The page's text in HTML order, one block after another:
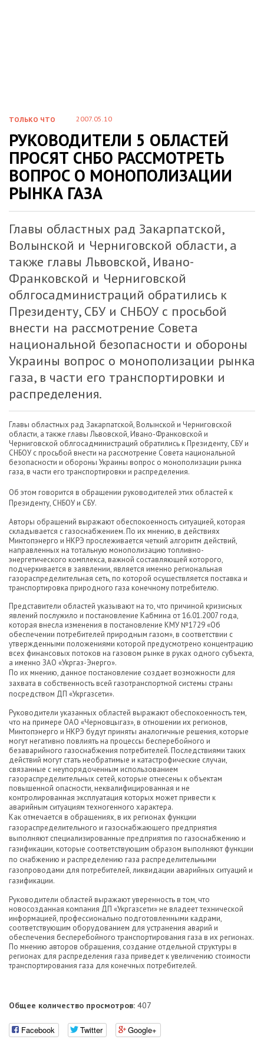
ТОЛЬКО ЧТО 2007.05.10
РУКОВОДИТЕЛИ 5 ОБЛАСТЕЙ
ПРОСЯТ СНБО РАССМОТРЕТЬ
ВОПРОС О МОНОПОЛИЗАЦИИ
РЫНКА ГАЗА
Главы областных рад Закарпатской,
Волынской и Черниговской области, а
также главы Львовской, Ивано-
Франковской и Черниговской
облгосадминистраций обратились к
Президенту, СБУ и СНБОУ с просьбой
внести на рассмотрение Совета
национальной безопасности и обороны
Украины вопрос о монополизации рынка
газа, в части его транспортировки и
распределения.
Главы областных рад Закарпатской, Волынской и Черниговской
области, а также главы Львовской, Ивано-Франковской и
Черниговской облгосадминистраций обратились к Президенту, СБУ и
СНБОУ с просьбой внести на рассмотрение Совета национальной
безопасности и обороны Украины вопрос о монополизации рынка
газа, в части его транспортировки и распределения.
Об этом говорится в обращении руководителей этих областей к
Президенту, СНБОУ и СБУ.
Авторы обращений выражают обеспокоенность ситуацией, которая
складывается с газоснабжением. По их мнению, в действиях
Минтопэнерго и НКРЭ прослеживается четкий алгоритм действий,
направленных на тотальную монополизацию топливно-
энергетического комплекса, важной составляющей которого,
подчеркивается в заявлении, является именно региональная
газораспределительная сеть, по которой осуществляется поставка и
транспортировка природного газа конечному потребителю.
Представители областей указывают на то, что причиной кризисных
явлений послужило и постановление Кабмина от 16.01.2007 года,
которая внесла изменения в постановление КМУ №1729 «Об
обеспечении потребителей природным газом», в соответствии с
утвержденными положениями которой предусмотрено концентрацию
всех финансовых потоков на газовом рынке в руках одного субъекта,
а именно ЗАО «Укргаз-Энерго».
По их мнению, данное постановление создает возможности для
захвата в собственность всей газотранспортной системы страны
посредством ДП «Укргазсети».
Руководители указанных областей выражают обеспокоенность тем,
что на примере ОАО «Черновцыгаз», в отношении их регионов,
Минтопэнерго и НКРЭ будут приняты аналогичные решения, которые
могут негативно повлиять на процессы бесперебойного и
безаварийного газоснабжения потребителей. Последствиями таких
действий могут стать необратимые и катастрофические случаи,
связанные с неупорядоченным использованием
газораспределительных сетей, которые отнесены к объектам
повышенной опасности, неквалифицированная и не
контролированная эксплуатация которых может привести к
аварийным ситуациям техногенного характера.
Как отмечается в обращениях, в их регионах функции
газораспределительного и газоснабжающего предприятия
выполняют специализированные предприятия по газоснабжению и
газификации, которые соответствующим образом выполняют функции
по снабжению и распределению газа распределительными
газопроводами для потребителей, ликвидации аварийных ситуаций и
газификации.
Руководители областей выражают уверенность в том, что
новосозданная компания ДП «Укргазсети» не владеет технической
информацией, профессионально подготовленными кадрами,
соответствующим оборудованием для устранения аварий и
обеспечения бесперебойного транспортирования газа в их регионах.
По мнению авторов обращения, создание отдельной структуры в
регионах для распределения газа приведет к увеличению стоимости
транспортирования газа для конечных потребителей.
Общее количество просмотров: 407
Facebook Twitter Google+